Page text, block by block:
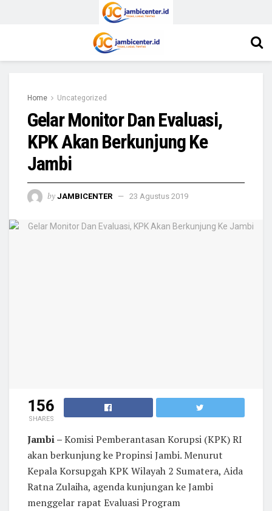
Home Uncategorized
Gelar Monitor Dan Evaluasi,
KPK Akan Berkunjung Ke
Jambi
by JAMBICENTER 23 Agustus 2019
156
SHARES
Jambi –Komisi Pemberantasan Korupsi (KPK) RI
akan berkunjung ke Propinsi Jambi. Menurut
Kepala Korsupgah KPK Wilayah 2 Sumatera, Aida
Ratna Zulaiha, agenda kunjungan ke Jambi
menggelar rapat Evaluasi Program